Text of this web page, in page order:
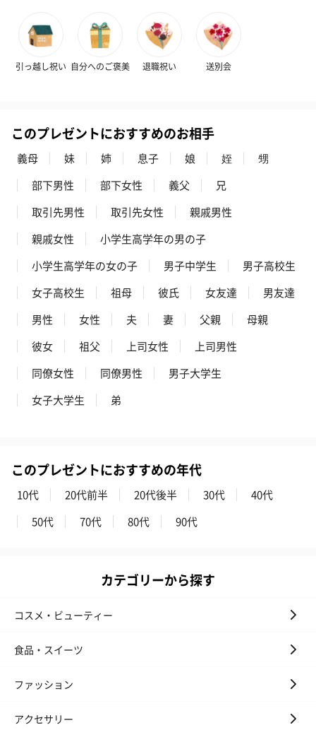
引っ越し祝い 自分へのご褒美 退職祝い 送別会
このプレゼントにおすすめのお相手
義母 妹 姉 息子 娘 姪
甥
部下男性
部下女性 義父
兄
取引先男性
取引先女性
親戚男性
親戚女性
小学生高学年の男の子
小学生高学年の女の子
男子中学生
男子高校生
女子高校生
祖母 彼氏 女友達
男友達
男性
女性 夫 妻 父親
母親
彼女
祖父 上司女性
上司男性
同僚女性
同僚男性
男子大学生
女子大学生
弟
このプレゼントにおすすめの年代
10代 20代前半 20代後半 30代
40代
50代
70代 80代 90代
カテゴリーから探す
コスメ・ビューティー
食品・スイーツ
ファッション
アクセサリー